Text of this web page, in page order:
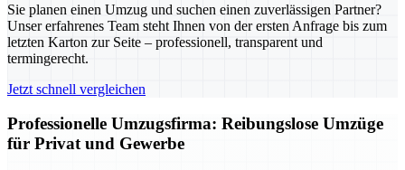
Sie planen einen Umzug und suchen einen zuverlässigen Partner?
Unser erfahrenes Team steht Ihnen von der ersten Anfrage bis zum
letzten Karton zur Seite – professionell, transparent und
termingerecht.
Jetzt schnell vergleichen
Professionelle Umzugsfirma: Reibungslose Umzüge
für Privat und Gewerbe